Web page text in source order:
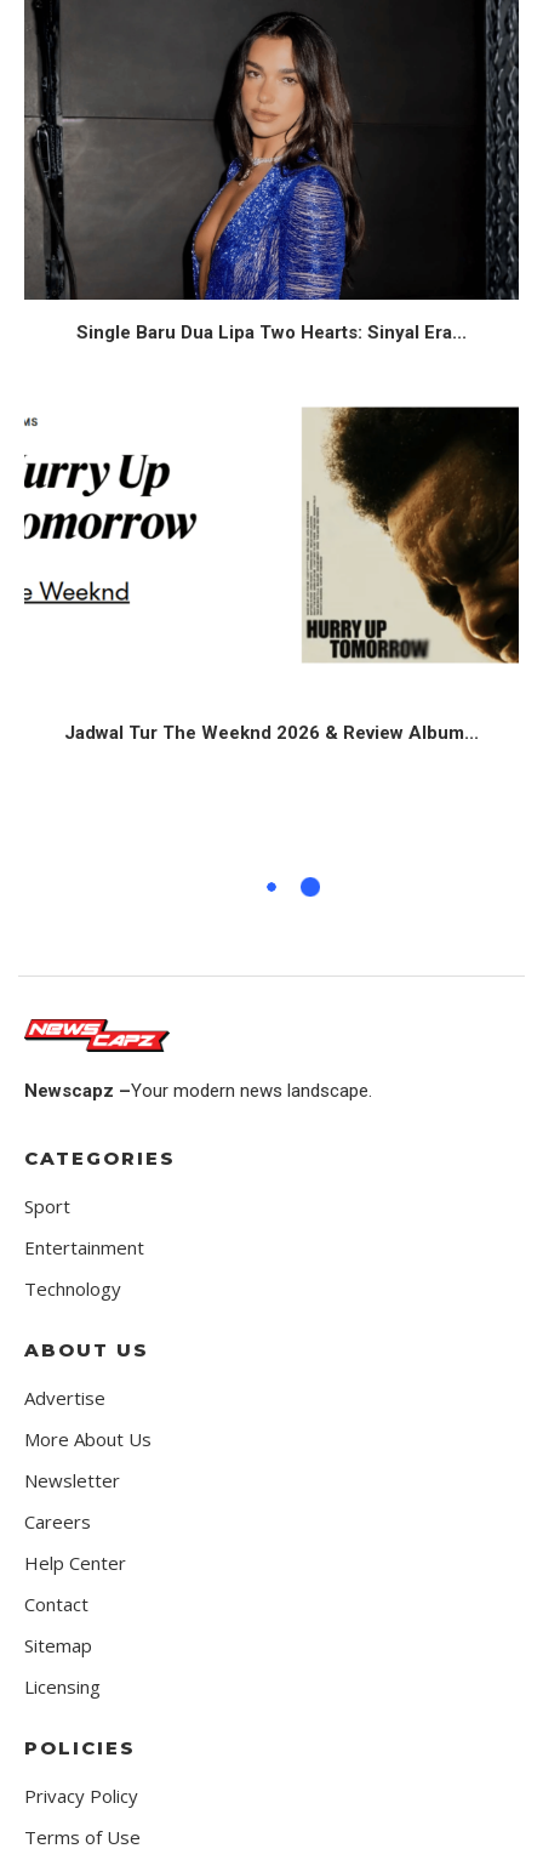
Single Baru Dua Lipa Two Hearts: Sinyal Era...
Jadwal Tur The Weeknd 2026 & Review Album...
Newscapz –Your modern news landscape.
CATEGORIES
Sport
Entertainment
Technology
ABOUT US
Advertise
More About Us
Newsletter
Careers
Help Center
Contact
Sitemap
Licensing
POLICIES
Privacy Policy
Terms of Use